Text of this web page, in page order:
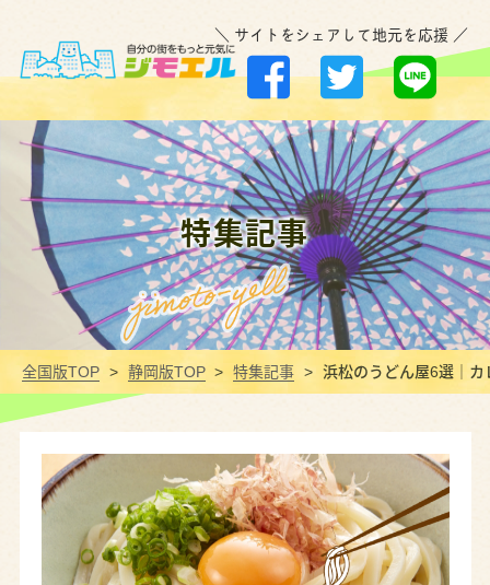
＼ サイトをシェアして地元を応援 ／
特集記事
全国版TOP 静岡版TOP 特集記事 浜松のうどん屋6選｜